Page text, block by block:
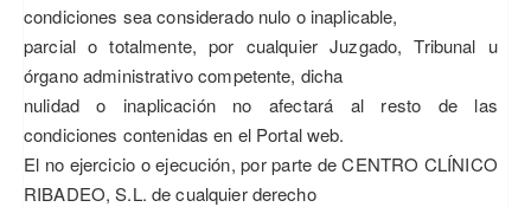
condiciones sea considerado nulo o inaplicable,
parcial o totalmente, por cualquier Juzgado, Tribunal u
órgano administrativo competente, dicha
nulidad o inaplicación no afectará al resto de las
condiciones contenidas en el Portal web.
El no ejercicio o ejecución, por parte de CENTRO CLÍNICO
RIBADEO, S.L. de cualquier derecho